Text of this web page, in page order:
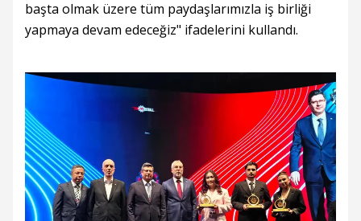
başta olmak üzere tüm paydaşlarımızla iş birliği
yapmaya devam edeceğiz" ifadelerini kullandı.